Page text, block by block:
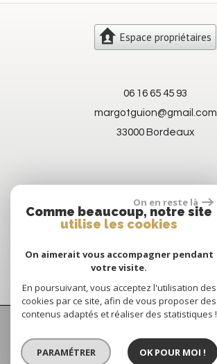
Espace propriétaires
06 16 65 45 93
margotguion@gmail.com
33000 Bordeaux
légales-Nos honoraires-Partenaires -Admin-Politique RGPD
On en reste là
Comme beaucoup, notre site
utilise les cookies
On aimerait vous accompagner pendant
votre visite.
En poursuivant, vous acceptez l'utilisation des
cookies par ce site, afin de vous proposer des
contenus adaptés et réaliser des statistiques !
PARAMÉTRER OK POUR MOI !